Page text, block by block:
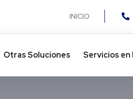
INICIO
Otras Soluciones​ Servicios en